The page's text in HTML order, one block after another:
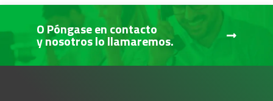
O Póngase en contacto
y nosotros lo llamaremos.